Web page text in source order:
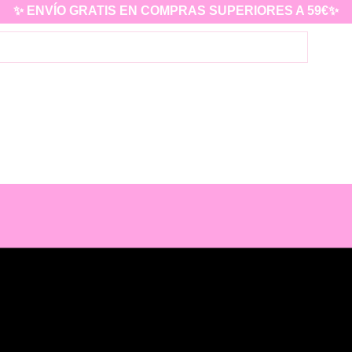
✨ ENVÍO GRATIS EN COMPRAS SUPERIORES A 59€✨